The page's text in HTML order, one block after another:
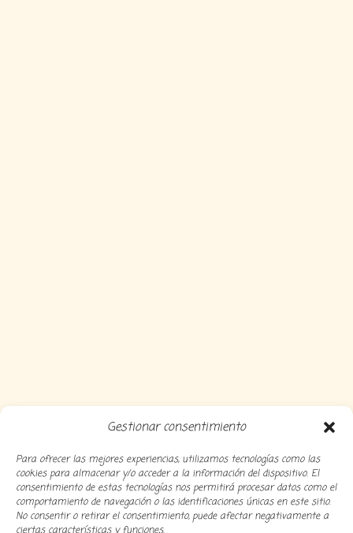
Gestionar consentimiento
Para ofrecer las mejores experiencias, utilizamos tecnologías como las
cookies para almacenar y/o acceder a la información del dispositivo. El
consentimiento de estas tecnologías nos permitirá procesar datos como el
comportamiento de navegación o las identificaciones únicas en este sitio.
No consentir o retirar el consentimiento, puede afectar negativamente a